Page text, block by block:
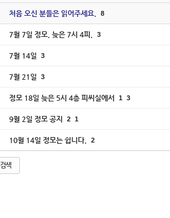
처음 오신 분들은 읽어주세요. 8
7월 7일 정모. 늦은 7시 4피. 3
7월 14일 3
7월 21일 3
정모 18일 늦은 5시 4층 피씨실에서 1 3
9월 2일 정모 공지 2 1
10월 14일 정모는 쉽니다. 2
검색